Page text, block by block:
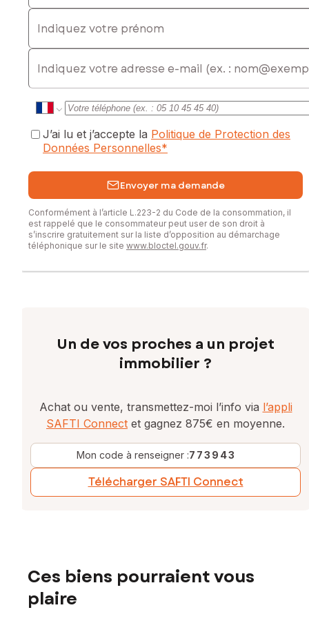
pleinement les volumes, la luminosité et la qualité de ses
prestations.
Le bien comprend 2 lots, et il est situé dans une copropriété
de 30 lots (les charges courantes annuelles moyennes de
l'article L. 721-1 du code de la construction et de
Les informations sur les risques auxquels ce bien est
www.georisques.gouv.fr
Honoraires charge vendeur
Contactez votre conseiller SAFTI : Donia LALA, Tél. :
commercial immatriculé au RSAC de Créteil sous le numéro
Indiquez votre prénom
E-mail
J’ai lu et j’accepte la Politique de Protection des
Données Personnelles*
Envoyer ma demande
Conformément à l’article L.223-2 du Code de la consommation, il
est rappelé que le consommateur peut user de son droit à
s’inscrire gratuitement sur la liste d’opposition au démarchage
téléphonique sur le site www.bloctel.gouv.fr.
Un de vos proches a un projet
immobilier ?
Achat ou vente, transmettez-moi l’info via l’appli
SAFTI Connect et gagnez 875€ en moyenne.
Mon code à renseigner :773943
Télécharger SAFTI Connect
Ces biens pourraient vous
plaire